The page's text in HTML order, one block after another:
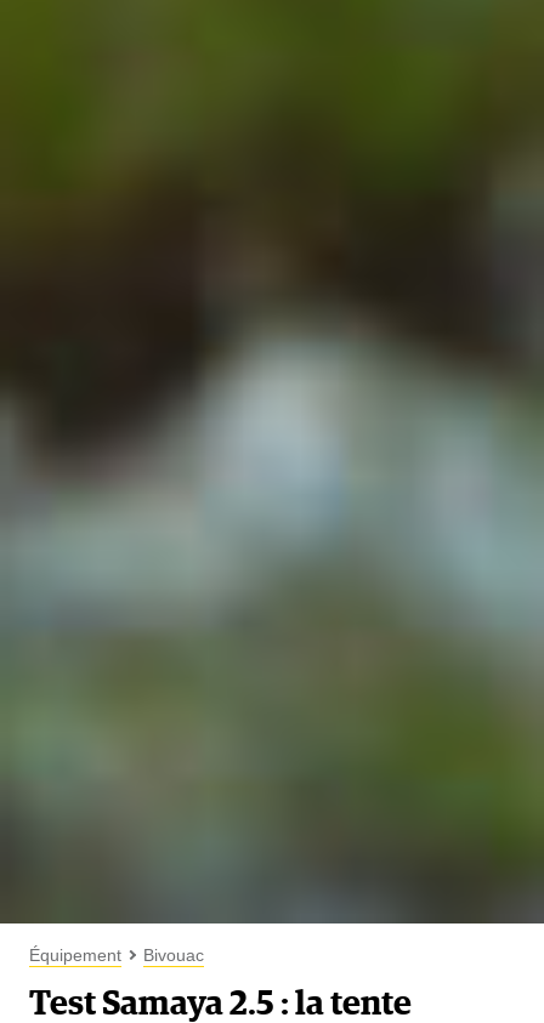
Équipement Bivouac
Test Samaya 2.5 : la tente